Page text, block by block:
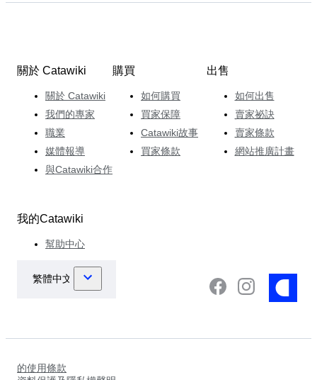
關於 Catawiki
關於 Catawiki
我們的專家
職業
媒體報導
與Catawiki合作
購買
如何購買
買家保障
Catawiki故事
買家條款
出售
如何出售
賣家祕訣
賣家條款
網站推廣計畫
我的Catawiki
幫助中心
的使用條款